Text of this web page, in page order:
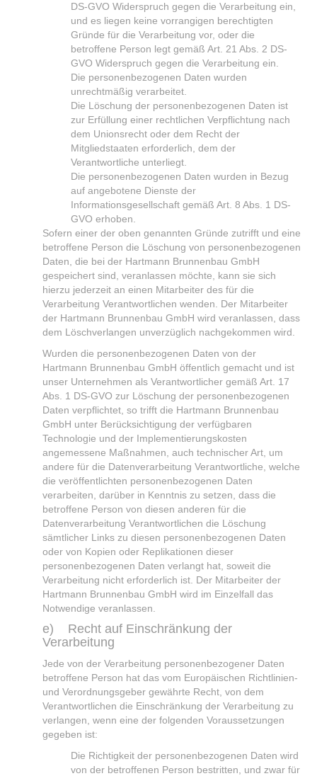
DS-GVO Widerspruch gegen die Verarbeitung ein,
und es liegen keine vorrangigen berechtigten
Gründe für die Verarbeitung vor, oder die
betroffene Person legt gemäß Art. 21 Abs. 2 DS-
GVO Widerspruch gegen die Verarbeitung ein.
Die personenbezogenen Daten wurden
unrechtmäßig verarbeitet.
Die Löschung der personenbezogenen Daten ist
zur Erfüllung einer rechtlichen Verpflichtung nach
dem Unionsrecht oder dem Recht der
Mitgliedstaaten erforderlich, dem der
Verantwortliche unterliegt.
Die personenbezogenen Daten wurden in Bezug
auf angebotene Dienste der
Informationsgesellschaft gemäß Art. 8 Abs. 1 DS-
GVO erhoben.
Sofern einer der oben genannten Gründe zutrifft und eine
betroffene Person die Löschung von personenbezogenen
Daten, die bei der Hartmann Brunnenbau GmbH
gespeichert sind, veranlassen möchte, kann sie sich
hierzu jederzeit an einen Mitarbeiter des für die
Verarbeitung Verantwortlichen wenden. Der Mitarbeiter
der Hartmann Brunnenbau GmbH wird veranlassen, dass
dem Löschverlangen unverzüglich nachgekommen wird.
Wurden die personenbezogenen Daten von der
Hartmann Brunnenbau GmbH öffentlich gemacht und ist
unser Unternehmen als Verantwortlicher gemäß Art. 17
Abs. 1 DS-GVO zur Löschung der personenbezogenen
Daten verpflichtet, so trifft die Hartmann Brunnenbau
GmbH unter Berücksichtigung der verfügbaren
Technologie und der Implementierungskosten
angemessene Maßnahmen, auch technischer Art, um
andere für die Datenverarbeitung Verantwortliche, welche
die veröffentlichten personenbezogenen Daten
verarbeiten, darüber in Kenntnis zu setzen, dass die
betroffene Person von diesen anderen für die
Datenverarbeitung Verantwortlichen die Löschung
sämtlicher Links zu diesen personenbezogenen Daten
oder von Kopien oder Replikationen dieser
personenbezogenen Daten verlangt hat, soweit die
Verarbeitung nicht erforderlich ist. Der Mitarbeiter der
Hartmann Brunnenbau GmbH wird im Einzelfall das
Notwendige veranlassen.
e) Recht auf Einschränkung der
Verarbeitung
Jede von der Verarbeitung personenbezogener Daten
betroffene Person hat das vom Europäischen Richtlinien-
und Verordnungsgeber gewährte Recht, von dem
Verantwortlichen die Einschränkung der Verarbeitung zu
verlangen, wenn eine der folgenden Voraussetzungen
gegeben ist:
Die Richtigkeit der personenbezogenen Daten wird
von der betroffenen Person bestritten, und zwar für